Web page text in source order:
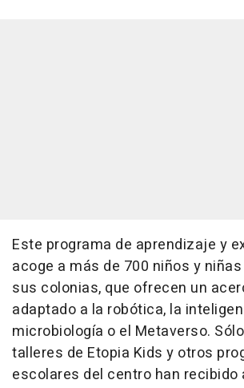
Este programa de aprendizaje y
acoge a más de 700 niños y
sus colonias, que ofrecen un
adaptado a la robótica, la
microbiología o el Metaverso.
talleres de Etopia Kids y otros
escolares del centro han recibido